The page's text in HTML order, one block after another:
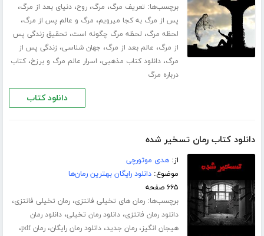
برچسب‌ها: تعریف مرگ، مرگ،روح،دنیای بعد از مرگ،
پس از مرگ به کجا میرویم، مرگ و عالم پس از مرگ،
لحظه مرگ، لحظه مرگ چگونه است، تحقیق زندگی پس
از مرگ، عالم بعد از مرگ، جهان شناسی، زندگی پس از
مرگ،دانلود کتاب مذهبی، اسرار عالم مرگ و برزخ،کتاب
درباره مرگ
دانلود کتاب
دانلود کتاب رمان تسخیر شده
از:هدی موتورچی
موضوع:دانلود رایگان بهترین رمان‌ها
۶۶۵ صفحه
برچسب‌ها:رمان های تخیلی فانتزی،رمان تخیلی فانتزی،
دانلود رمان فانتزی،دانلود رمان تخیلی،دانلود رمان
هیجان انگیز،رمان جدید،دانلود رمان رایگان،رمان pdf ،